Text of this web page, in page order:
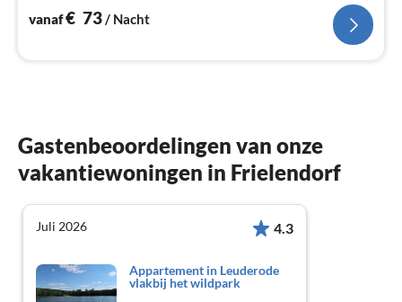
vanaf€ 73/ Nacht
Gastenbeoordelingen van onze
vakantiewoningen in Frielendorf
Juli 2026 4.3
Appartement in Leuderode
vlakbij het wildpark